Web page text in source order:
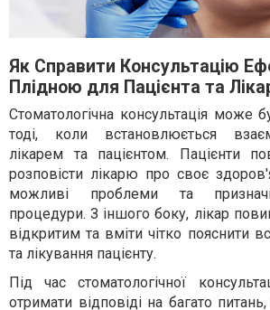
Як Справити Консультацію
Плідною для Пацієнта та
Стоматологічна консультація може
тоді, коли встановлюється
лікарем та пацієнтом. Пацієнти
розповісти лікарю про своє
можливі проблеми та
процедури. З іншого боку, лікар
відкритим та вміти чітко пояснити
та лікування пацієнту.
Під час стоматологічної
отримати відповіді на багато